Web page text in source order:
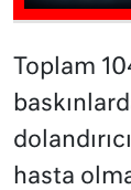
Toplam
hasta